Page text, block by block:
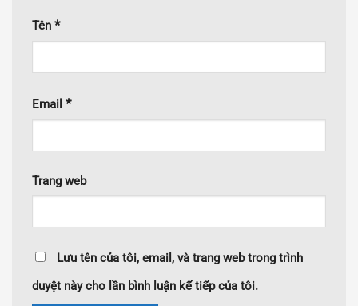
Tên *
Email *
Trang web
Lưu tên của tôi, email, và trang web trong trình
duyệt này cho lần bình luận kế tiếp của tôi.